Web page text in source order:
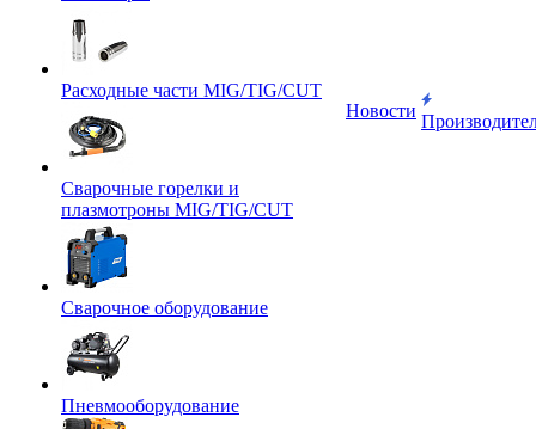
Расходные части MIG/TIG/CUT
Сварочные горелки и
плазмотроны MIG/TIG/CUT
Сварочное оборудование
Пневмооборудование
Новости